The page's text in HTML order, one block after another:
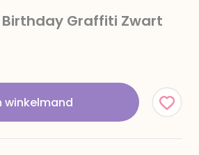
Graffiti Zwart
winkelmand